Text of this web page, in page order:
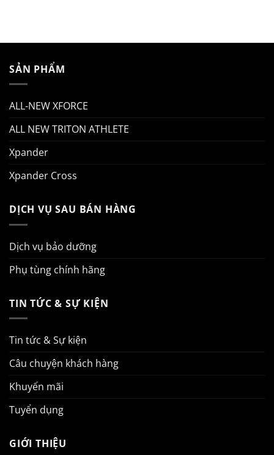
SẢN PHẨM
ALL-NEW XFORCE
ALL NEW TRITON ATHLETE
Xpander
Xpander Cross
DỊCH VỤ SAU BÁN HÀNG
Dịch vụ bảo dưỡng
Phụ tùng chính hãng
TIN TỨC & SỰ KIỆN
Tin tức & Sự kiện
Câu chuyện khách hàng
Khuyến mãi
Tuyển dụng
GIỚI THIỆU